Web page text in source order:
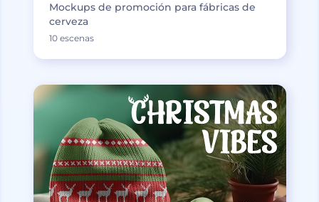
Mockups de promoción para fábricas de
cerveza
10 escenas